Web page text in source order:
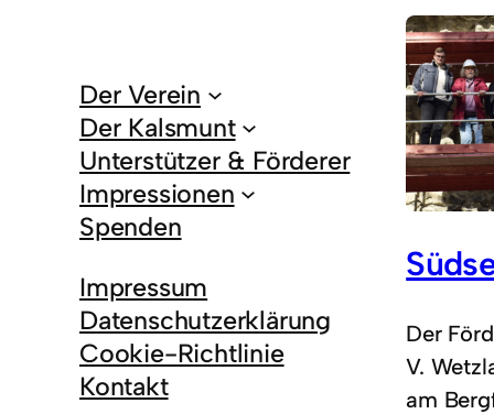
Der Verein
Der Kalsmunt
Unterstützer & Förderer
Impressionen
Spenden
Impressum
Datenschutzerklärung
Cookie-Richtlinie
Kontakt
Der
V.
am